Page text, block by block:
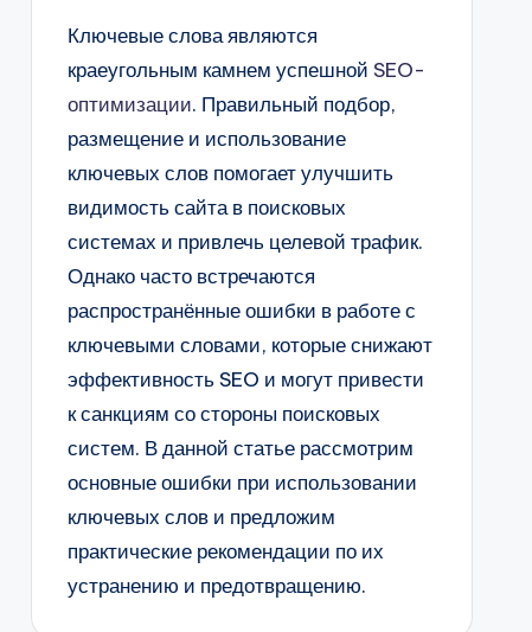
Ключевые слова являются
краеугольным камнем успешной SEO-
оптимизации. Правильный подбор,
размещение и использование
ключевых слов помогает улучшить
видимость сайта в поисковых
системах и привлечь целевой трафик.
Однако часто встречаются
распространённые ошибки в работе с
ключевыми словами, которые снижают
эффективность SEO и могут привести
к санкциям со стороны поисковых
систем. В данной статье рассмотрим
основные ошибки при использовании
ключевых слов и предложим
практические рекомендации по их
устранению и предотвращению.